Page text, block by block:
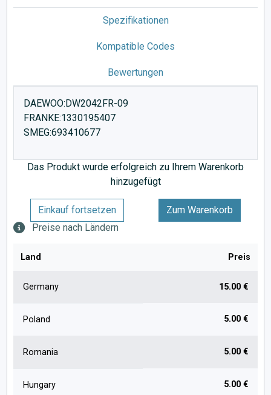
Spezifikationen
Kompatible Codes
Bewertungen
DAEWOO:DW2042FR-09
FRANKE:1330195407
SMEG:693410677
Das Produkt wurde erfolgreich zu Ihrem Warenkorb
hinzugefügt
Einkauf fortsetzen
Zum Warenkorb
Preise nach Ländern
Land Preis
Germany 15.00 €
Poland 5.00 €
Romania 5.00 €
Hungary 5.00 €